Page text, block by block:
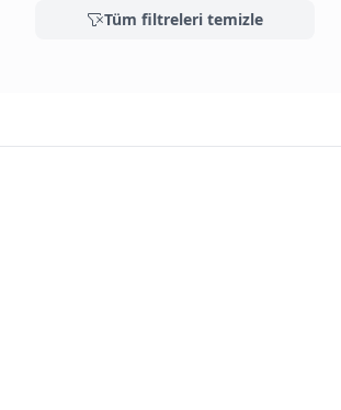
Tüm filtreleri temizle